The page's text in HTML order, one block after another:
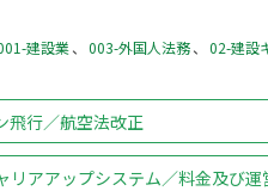
建設業、 003-外国人法務、 02-建設
飛行／航空法改正
リアアップシステム／料金及び運